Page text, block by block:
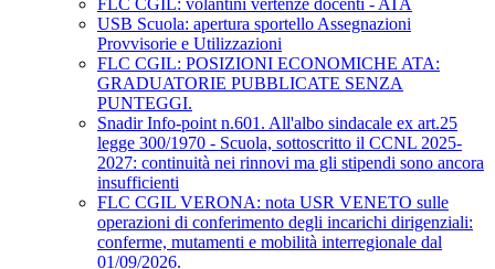
FLC CGIL: volantini vertenze docenti - ATA
USB Scuola: apertura sportello Assegnazioni
Provvisorie e Utilizzazioni
FLC CGIL: POSIZIONI ECONOMICHE ATA:
GRADUATORIE PUBBLICATE SENZA
PUNTEGGI.
Snadir Info-point n.601. All'albo sindacale ex art.25
legge 300/1970 - Scuola, sottoscritto il CCNL 2025-
2027: continuità nei rinnovi ma gli stipendi sono ancora
insufficienti
FLC CGIL VERONA: nota USR VENETO sulle
operazioni di conferimento degli incarichi dirigenziali:
conferme, mutamenti e mobilità interregionale dal
01/09/2026.